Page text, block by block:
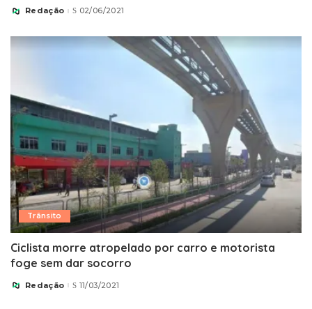
Posted
Redação 02/06/2021
Trânsito
Ciclista morre atropelado por carro e motorista
foge sem dar socorro
Posted
Redação 11/03/2021